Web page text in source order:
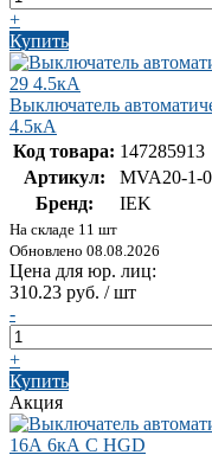
+
Купить
Выключатель
4.5кА
Код товара: 147285913
Артикул:
MVA20-1-
Бренд:
IEK
На складе 11 шт
Обновлено 08.08.2026
Цена для юр. лиц:
310.23 руб. / шт
-
+
Купить
Акция